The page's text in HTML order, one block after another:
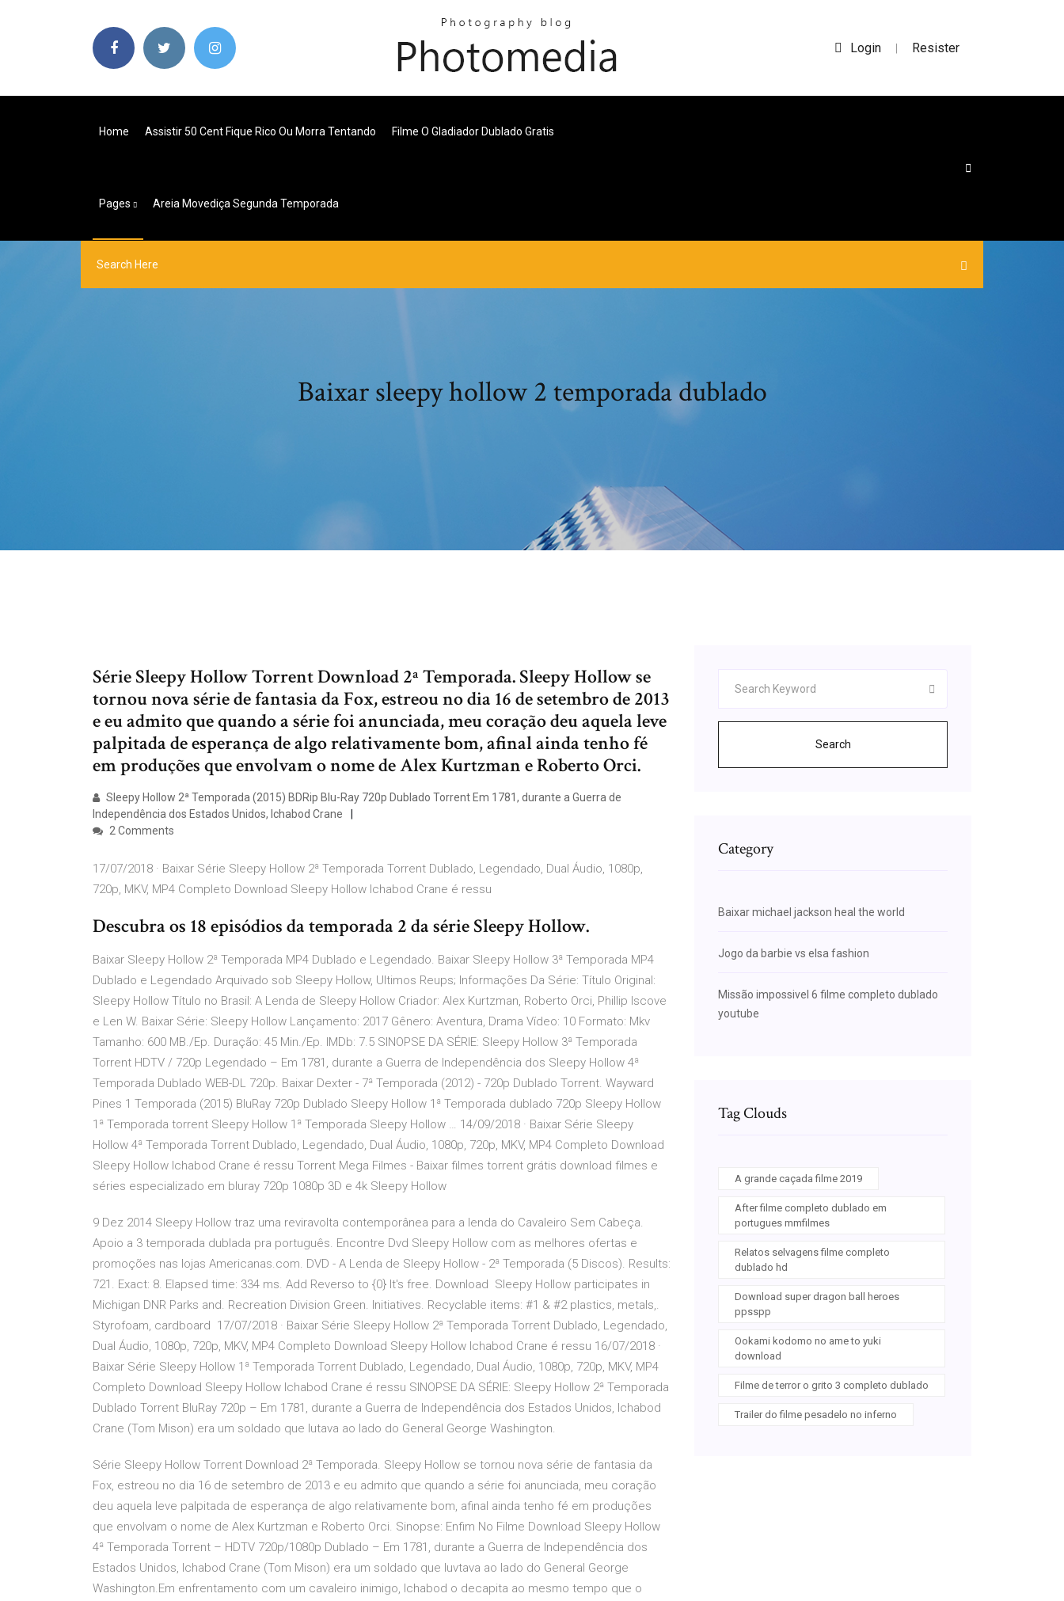
Login | Resister
Home Assistir 50 Cent Fique Rico Ou Morra Tentando Filme O Gladiador Dublado Gratis
Pages Areia Movediça Segunda Temporada
Baixar sleepy hollow 2 temporada dublado
Série Sleepy Hollow Torrent Download 2ª Temporada. Sleepy Hollow se
tornou nova série de fantasia da Fox, estreou no dia 16 de setembro de 2013
e eu admito que quando a série foi anunciada, meu coração deu aquela leve
palpitada de esperança de algo relativamente bom, afinal ainda tenho fé
em produções que envolvam o nome de Alex Kurtzman e Roberto Orci.
Sleepy Hollow 2ª Temporada (2015) BDRip Blu-Ray 720p Dublado Torrent Em 1781, durante a Guerra de
Independência dos Estados Unidos, Ichabod Crane
2 Comments
17/07/2018 · Baixar Série Sleepy Hollow 2ª Temporada Torrent Dublado, Legendado, Dual Áudio, 1080p,
720p, MKV, MP4 Completo Download Sleepy Hollow Ichabod Crane é ressu
Descubra os 18 episódios da temporada 2 da série Sleepy Hollow.
Baixar Sleepy Hollow 2ª Temporada MP4 Dublado e Legendado. Baixar Sleepy Hollow 3ª Temporada MP4
Dublado e Legendado Arquivado sob Sleepy Hollow, Ultimos Reups; Informações Da Série: Título Original:
Sleepy Hollow Título no Brasil: A Lenda de Sleepy Hollow Criador: Alex Kurtzman, Roberto Orci, Phillip Iscove
e Len W. Baixar Série: Sleepy Hollow Lançamento: 2017 Gênero: Aventura, Drama Vídeo: 10 Formato: Mkv
Tamanho: 600 MB./Ep. Duração: 45 Min./Ep. IMDb: 7.5 SINOPSE DA SÉRIE: Sleepy Hollow 3ª Temporada
Torrent HDTV / 720p Legendado – Em 1781, durante a Guerra de Independência dos Sleepy Hollow 4ª
Temporada Dublado WEB-DL 720p. Baixar Dexter - 7ª Temporada (2012) - 720p Dublado Torrent. Wayward
Pines 1 Temporada (2015) BluRay 720p Dublado Sleepy Hollow 1ª Temporada dublado 720p Sleepy Hollow
1ª Temporada torrent Sleepy Hollow 1ª Temporada Sleepy Hollow … 14/09/2018 · Baixar Série Sleepy
Hollow 4ª Temporada Torrent Dublado, Legendado, Dual Áudio, 1080p, 720p, MKV, MP4 Completo Download
Sleepy Hollow Ichabod Crane é ressu Torrent Mega Filmes - Baixar filmes torrent grátis download filmes e
séries especializado em bluray 720p 1080p 3D e 4k Sleepy Hollow
9 Dez 2014 Sleepy Hollow traz uma reviravolta contemporânea para a lenda do Cavaleiro Sem Cabeça.
Apoio a 3 temporada dublada pra português. Encontre Dvd Sleepy Hollow com as melhores ofertas e
promoções nas lojas Americanas.com. DVD - A Lenda de Sleepy Hollow - 2ª Temporada (5 Discos). Results:
721. Exact: 8. Elapsed time: 334 ms. Add Reverso to {0} It's free. Download Sleepy Hollow participates in
Michigan DNR Parks and. Recreation Division Green. Initiatives. Recyclable items: #1 & #2 plastics, metals,.
Styrofoam, cardboard 17/07/2018 · Baixar Série Sleepy Hollow 2ª Temporada Torrent Dublado, Legendado,
Dual Áudio, 1080p, 720p, MKV, MP4 Completo Download Sleepy Hollow Ichabod Crane é ressu 16/07/2018 ·
Baixar Série Sleepy Hollow 1ª Temporada Torrent Dublado, Legendado, Dual Áudio, 1080p, 720p, MKV, MP4
Completo Download Sleepy Hollow Ichabod Crane é ressu SINOPSE DA SÉRIE: Sleepy Hollow 2ª Temporada
Dublado Torrent BluRay 720p – Em 1781, durante a Guerra de Independência dos Estados Unidos, Ichabod
Crane (Tom Mison) era um soldado que lutava ao lado do General George Washington.
Série Sleepy Hollow Torrent Download 2ª Temporada. Sleepy Hollow se tornou nova série de fantasia da
Fox, estreou no dia 16 de setembro de 2013 e eu admito que quando a série foi anunciada, meu coração
deu aquela leve palpitada de esperança de algo relativamente bom, afinal ainda tenho fé em produções
que envolvam o nome de Alex Kurtzman e Roberto Orci. Sinopse: Enfim No Filme Download Sleepy Hollow
4ª Temporada Torrent – HDTV 720p/1080p Dublado – Em 1781, durante a Guerra de Independência dos
Estados Unidos, Ichabod Crane (Tom Mison) era um soldado que luvtava ao lado do General George
Washington.Em enfrentamento com um cavaleiro inimigo, Ichabod o decapita ao mesmo tempo que o
Search
Category
Baixar michael jackson heal the world
Jogo da barbie vs elsa fashion
Missão impossivel 6 filme completo dublado
youtube
Tag Clouds
A grande caçada filme 2019
After filme completo dublado em
portugues mmfilmes
Relatos selvagens filme completo
dublado hd
Download super dragon ball heroes
ppsspp
Ookami kodomo no ame to yuki
download
Filme de terror o grito 3 completo dublado
Trailer do filme pesadelo no inferno